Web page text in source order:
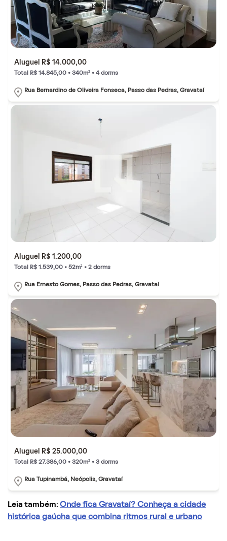
Aluguel R$ 14.000,00
Total R$ 14.845,00 • 340m² • 4 dorms
Rua Bernardino de Oliveira Fonseca, Passo das Pedras, Gravataí
Aluguel R$ 1.200,00
Total R$ 1.539,00 • 52m² • 2 dorms
Rua Ernesto Gomes, Passo das Pedras, Gravataí
Aluguel R$ 25.000,00
Total R$ 27.386,00 • 320m² • 3 dorms
Rua Tupinambá, Neópolis, Gravataí
Leia também: Onde fica Gravataí? Conheça a cidade
histórica gaúcha que combina ritmos rural e urbano